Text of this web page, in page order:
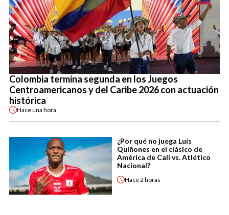
Colombia termina segunda en los Juegos
Centroamericanos y del Caribe 2026 con actuación
histórica
Haceuna hora
¿Por qué no juega Luis
Quiñones en el clásico de
América de Cali vs. Atlético
Nacional?
Hace2 horas